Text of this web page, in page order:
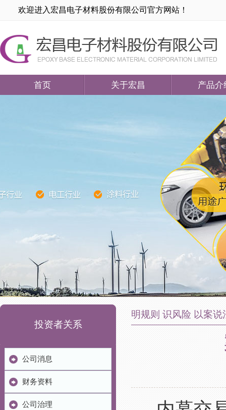
欢迎进入宏昌电子材料股份有限公司官方网站！
首页 关于宏昌 产品介
投资者关系
公司消息
财务资料
公司治理
明规则 识风险 以案说